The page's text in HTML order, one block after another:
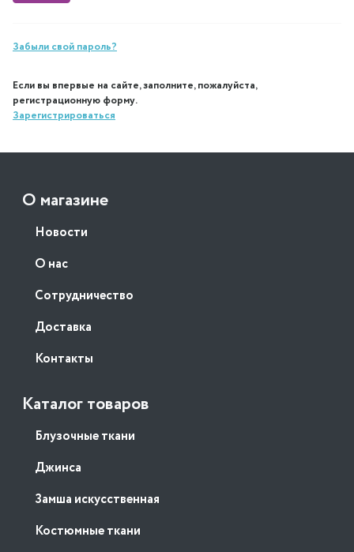
Забыли свой пароль?
Если вы впервые на сайте, заполните, пожалуйста,
регистрационную форму.
Зарегистрироваться
О магазине
Новости
О нас
Сотрудничество
Доставка
Контакты
Каталог товаров
Блузочные ткани
Джинса
Замша искусственная
Костюмные ткани